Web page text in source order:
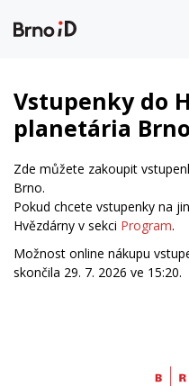
Vstupenky do
planetária Brno
Zde můžete zakoupit
Brno.
Pokud chcete vstupenky na
Hvězdárny v sekci Program.
Možnost online nákupu
skončila 29. 7. 2026 ve 15:20.